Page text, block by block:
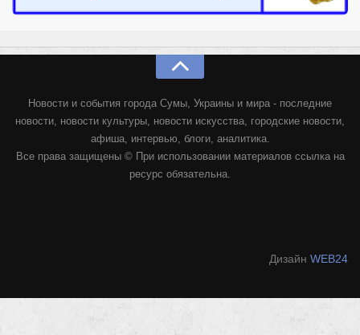
Новости и события города Сумы, Украины и мира - последние
новости, новости культуры, новости искусства, городские новости,
афиша, интервью, блоги, аналитика.
Все права защищены © При использовании материалов ссылка на
ресурс обязательна.
Дизайн WEB24